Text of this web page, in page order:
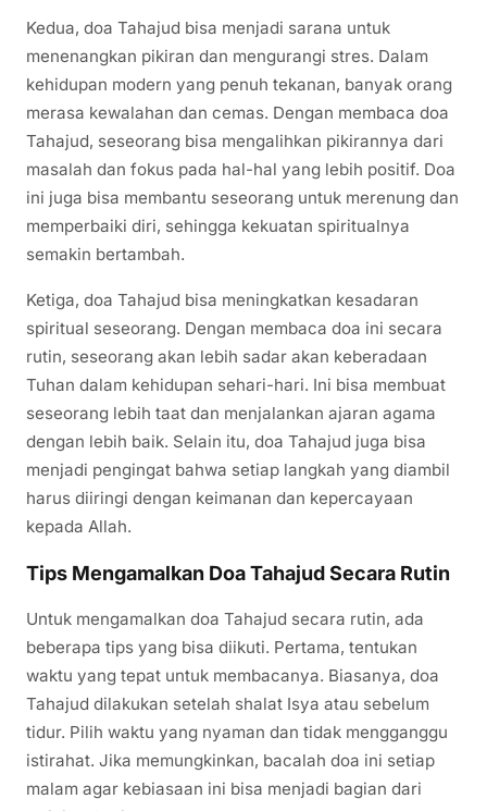
Kedua, doa Tahajud bisa menjadi sarana untuk
menenangkan pikiran dan mengurangi stres. Dalam
kehidupan modern yang penuh tekanan, banyak orang
merasa kewalahan dan cemas. Dengan membaca doa
Tahajud, seseorang bisa mengalihkan pikirannya dari
masalah dan fokus pada hal-hal yang lebih positif. Doa
ini juga bisa membantu seseorang untuk merenung dan
memperbaiki diri, sehingga kekuatan spiritualnya
semakin bertambah.
Ketiga, doa Tahajud bisa meningkatkan kesadaran
spiritual seseorang. Dengan membaca doa ini secara
rutin, seseorang akan lebih sadar akan keberadaan
Tuhan dalam kehidupan sehari-hari. Ini bisa membuat
seseorang lebih taat dan menjalankan ajaran agama
dengan lebih baik. Selain itu, doa Tahajud juga bisa
menjadi pengingat bahwa setiap langkah yang diambil
harus diiringi dengan keimanan dan kepercayaan
kepada Allah.
Tips Mengamalkan Doa Tahajud Secara Rutin
Untuk mengamalkan doa Tahajud secara rutin, ada
beberapa tips yang bisa diikuti. Pertama, tentukan
waktu yang tepat untuk membacanya. Biasanya, doa
Tahajud dilakukan setelah shalat Isya atau sebelum
tidur. Pilih waktu yang nyaman dan tidak mengganggu
istirahat. Jika memungkinkan, bacalah doa ini setiap
malam agar kebiasaan ini bisa menjadi bagian dari